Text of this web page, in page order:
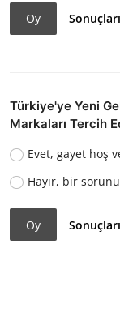
Oy
Türkiye'ye Yeni
Markaları Tercih
Evet, gayet hoş
Hayır, bir
Oy